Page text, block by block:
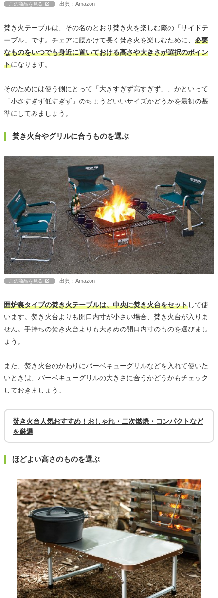
この商品を見る 出典：Amazon
焚き火テーブルは、その名のとおり焚き火を楽しむ際の「サイドテ
ーブル」です。チェアに腰かけて長く焚き火を楽しむために、 必要
なものをいつでも身近に置いておける高さや大きさが選択のポイン
トになります。
そのためには使う側にとって「大きすぎず高すぎず」、かといって
「小さすぎず低すぎず」のちょうどいいサイズかどうかを最初の基
準にしてみましょう。
焚き火台やグリルに合うものを選ぶ
この商品を見る 出典：Amazon
囲炉裏タイプの焚き火テーブルは、中央に焚き火台をセットして使
います。焚き火台よりも開口内寸が小さい場合、焚き火台が入りま
せん。手持ちの焚き火台よりも大きめの開口内寸のものを選びまし
ょう。
また、焚き火台のかわりにバーベキューグリルなどを入れて使いた
いときは、バーベキューグリルの大きさに合うかどうかもチェック
しておきましょう。
焚き火台人気おすすめ！おしゃれ・二次燃焼・コンパクトなど
を厳選
ほどよい高さのものを選ぶ